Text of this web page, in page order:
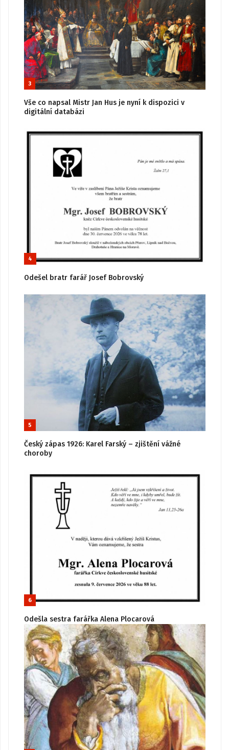
3
Vše co napsal Mistr Jan Hus je nyní k dispozici v
digitální databázi
4
Odešel bratr farář Josef Bobrovský
5
Český zápas 1926: Karel Farský – zjištění vážné
choroby
6
Odešla sestra farářka Alena Plocarová